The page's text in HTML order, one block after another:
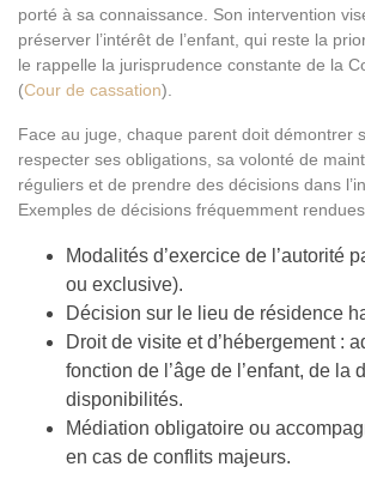
porté à sa connaissance. Son intervention
préserver l’intérêt de l’enfant, qui reste la
le rappelle la jurisprudence constante de la
(Cour de cassation).
Face au juge, chaque parent doit démontrer
respecter ses obligations, sa volonté de
réguliers et de prendre des décisions dans
Exemples de décisions fréquemment
Modalités d’exercice de l’autorité
ou exclusive).
Décision sur le lieu de résidence
Droit de visite et d’hébergement :
fonction de l’âge de l’enfant, de la
disponibilités.
Médiation obligatoire ou
en cas de conflits majeurs.